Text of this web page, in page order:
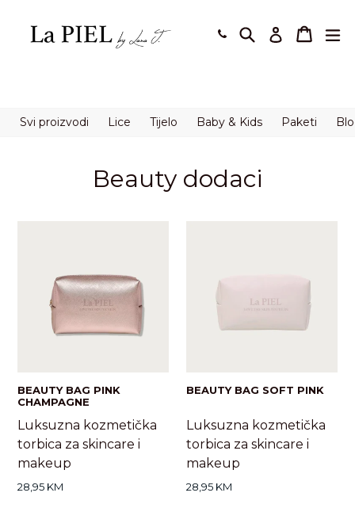
sadržaj.
PretražiPrijavi se
Svi proizvodi Lice Tijelo Baby & Kids Paketi
Beauty dodaci
BEAUTY BAG PINK
CHAMPAGNE
Luksuzna kozmetička
torbica za skincare i
makeup
Standardna
28,95 KM
BEAUTY BAG SOFT PINK
Luksuzna kozmetička
torbica za skincare i
makeup
Standardna
28,95 KM